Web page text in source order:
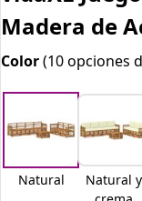
Madera de
Color(10 opciones
Natural
Natural y